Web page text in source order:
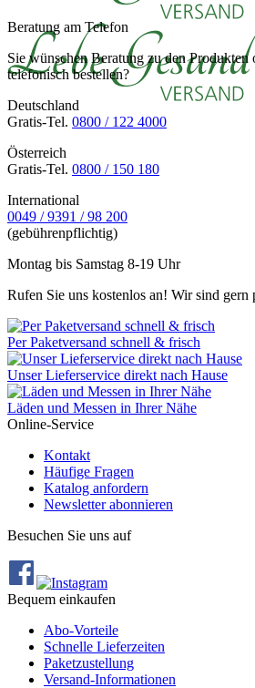
Beratung am Telefon
Sie wünschen Beratung zu den Produkten
telefonisch bestellen?
Deutschland
Gratis-Tel. 0800 / 122 4000
Österreich
Gratis-Tel. 0800 / 150 180
International
0049 / 9391 / 98 200
(gebührenpflichtig)
Montag bis Samstag 8-19 Uhr
Rufen Sie uns kostenlos an! Wir sind gern
Per Paketversand schnell & frisch
Unser Lieferservice direkt nach Hause
Läden und Messen in Ihrer Nähe
Online-Service
Kontakt
Häufige Fragen
Katalog anfordern
Newsletter abonnieren
Besuchen Sie uns auf
Bequem einkaufen
Abo‐Vorteile
Schnelle Lieferzeiten
Paketzustellung
Versand‐Informationen